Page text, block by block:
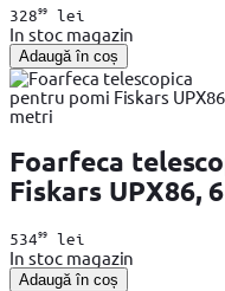
32899lei
In stoc magazin
Adaugă în coș
Foarfeca
Fiskars UPX86,
53499lei
In stoc magazin
Adaugă în coș